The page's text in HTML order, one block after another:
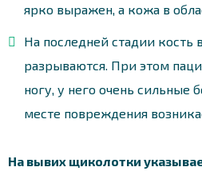
ярко выражен, а кожа в
На последней стадии кость
разрываются. При этом
ногу, у него очень сильные
месте повреждения
На вывих щиколотки